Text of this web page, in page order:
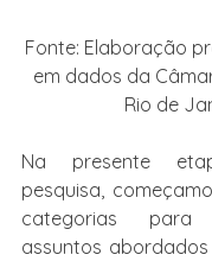
Fonte: Elaboração
em dados da
Rio de
Na presente
pesquisa,
categorias
assuntos